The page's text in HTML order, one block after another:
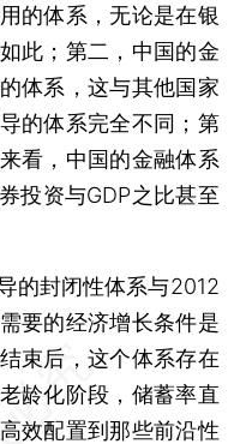
的体系，无论是在银
此；第二，中国的金
体系，这与其他国家
的体系完全不同；第
看，中国的金融体系
投资与GDP之比甚至
封闭性体系与2012
要的经济增长条件是
束后，这个体系存在
龄化阶段，储蓄率直
效配置到那些前沿性